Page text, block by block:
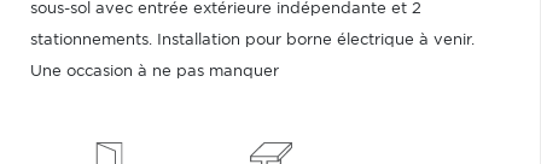
sous-sol avec entrée extérieure indépendante et 2
stationnements. Installation pour borne électrique à venir.
Une occasion à ne pas manquer